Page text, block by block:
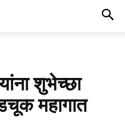
शुभेच्छा
महागात